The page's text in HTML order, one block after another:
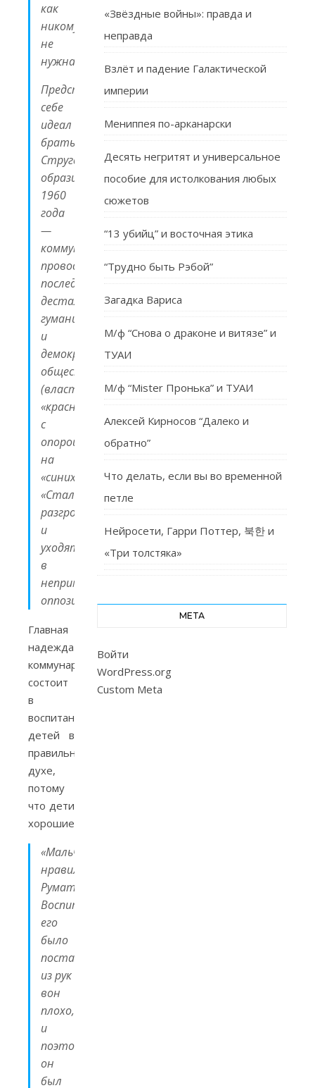
как
никому
не
нужная.
Представим
себе
идеал
братьев
Стругацких
образца
1960
года
—
коммунисты
проводят
последовательную
десталинизацию,
гуманизацию
и
демократизацию
общества
(власть
«красных»
с
опорой
на
«синих»).
«Сталинисты»
разгромлены
и
уходят
в
непримиримую
оппозицию.
Главная
надежда
коммунаров
состоит
в
воспитании
детей в
правильном
духе,
потому
что дети
хорошие.
«Мальчишка
нравился
Румате.
Воспитание
его
было
поставлено
из рук
вон
плохо,
и
поэтому
он
был
«Звёздные войны»: правда и
неправда
Взлёт и падение Галактической
империи
Мениппея по-арканарски
Десять негритят и универсальное
пособие для истолкования любых
сюжетов
“13 убийц” и восточная этика
“Трудно быть Рэбой”
Загадка Вариса
М/ф “Снова о драконе и витязе” и
ТУАИ
М/ф “Mister Пронька” и ТУАИ
Алексей Кирносов “Далеко и
обратно”
Что делать, если вы во временной
петле
Нейросети, Гарри Поттер, 북한 и
«Три толстяка»
МЕТА
Войти
WordPress.org
Custom Meta